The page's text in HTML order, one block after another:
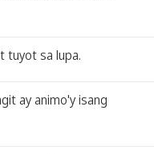
tuyot sa lupa.
ay animo'y isang